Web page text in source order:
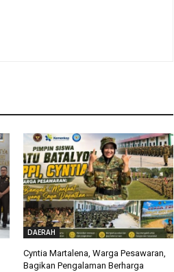
DAERAH
Cyntia Martalena, Warga Pesawaran,
Bagikan Pengalaman Berharga